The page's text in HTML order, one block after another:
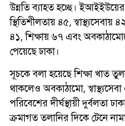
উন্নতি ব্যাহত হচ্ছে।
স্থিতিশীলতায় ৪৫, স্বাস্থ্যসেবায়
৪১, শিক্ষায় ৬৭ এবং
পেয়েছে ঢাকা।
সূচকে বলা হয়েছে শিক্ষা খাত
থাকলেও অবকাঠামো,
পরিবেশের দীর্ঘস্থায়ী দুর্বলতা
ক্রমাগত তলানির দিকে টেনে